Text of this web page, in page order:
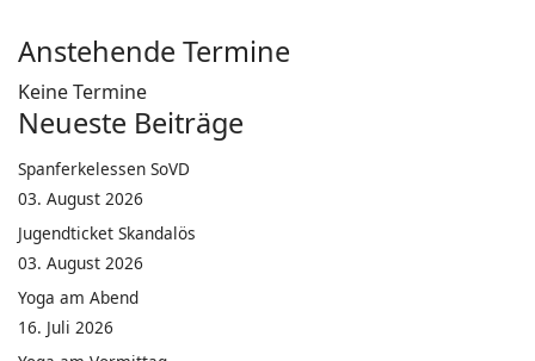
Anstehende Termine
Keine Termine
Neueste Beiträge
Spanferkelessen SoVD
03. August 2026
Jugendticket Skandalös
03. August 2026
Yoga am Abend
16. Juli 2026